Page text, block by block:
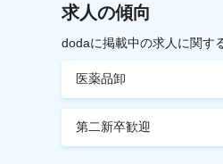
求人の傾向
dodaに掲載中の求人に関す
医薬品卸
第二新卒歓迎